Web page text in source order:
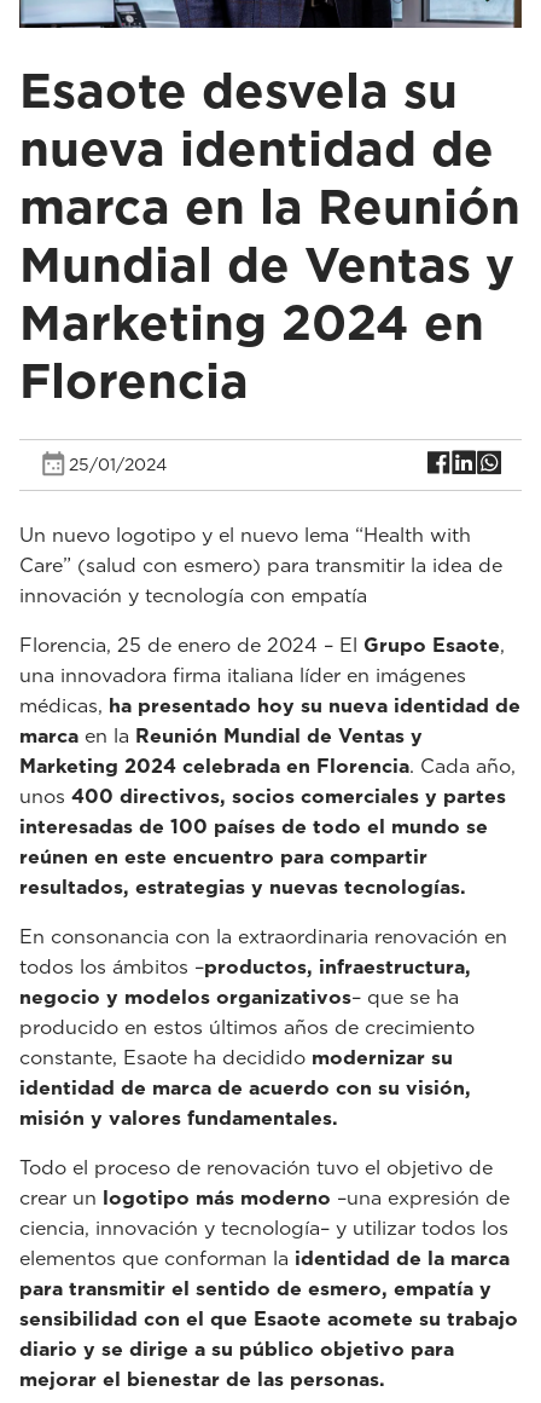
Esaote desvela su
nueva identidad de
marca en la Reunión
Mundial de Ventas y
Marketing 2024 en
Florencia
25/01/2024
Un nuevo logotipo y el nuevo lema “Health with
Care” (salud con esmero) para transmitir la idea de
innovación y tecnología con empatía
Florencia, 25 de enero de 2024 – El Grupo Esaote,
una innovadora firma italiana líder en imágenes
médicas, ha presentado hoy su nueva identidad de
marca en la Reunión Mundial de Ventas y
Marketing 2024 celebrada en Florencia. Cada año,
unos 400 directivos, socios comerciales y partes
interesadas de 100 países de todo el mundo se
reúnen en este encuentro para compartir
resultados, estrategias y nuevas tecnologías.
En consonancia con la extraordinaria renovación en
todos los ámbitos –productos, infraestructura,
negocio y modelos organizativos– que se ha
producido en estos últimos años de crecimiento
constante, Esaote ha decidido modernizar su
identidad de marca de acuerdo con su visión,
misión y valores fundamentales.
Todo el proceso de renovación tuvo el objetivo de
crear un logotipo más moderno –una expresión de
ciencia, innovación y tecnología– y utilizar todos los
elementos que conforman la identidad de la marca
para transmitir el sentido de esmero, empatía y
sensibilidad con el que Esaote acomete su trabajo
diario y se dirige a su público objetivo para
mejorar el bienestar de las personas.